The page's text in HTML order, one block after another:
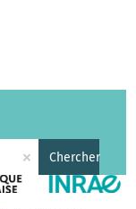
× Chercher